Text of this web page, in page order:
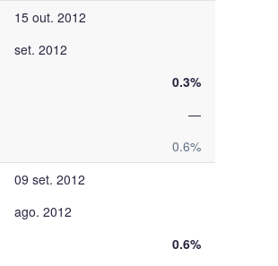
15 out. 2012
set. 2012
0.3%
—
0.6%
09 set. 2012
ago. 2012
0.6%